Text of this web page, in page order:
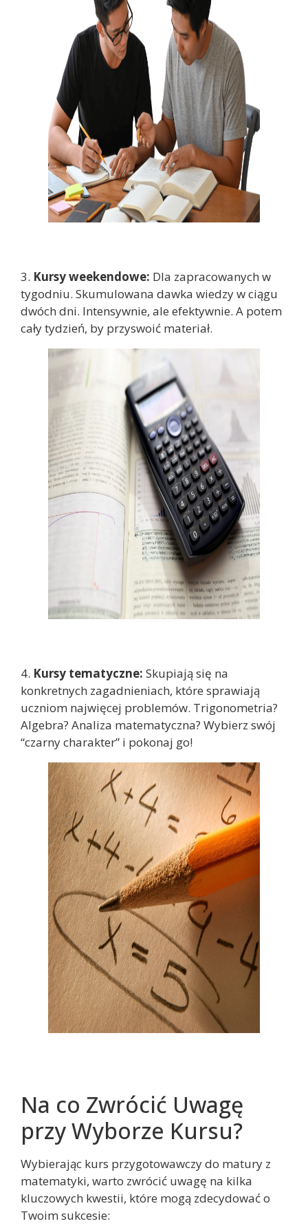
3. Kursy weekendowe: Dla zapracowanych w
tygodniu. Skumulowana dawka wiedzy w ciągu
dwóch dni. Intensywnie, ale efektywnie. A potem
cały tydzień, by przyswoić materiał.
4. Kursy tematyczne: Skupiają się na
konkretnych zagadnieniach, które sprawiają
uczniom najwięcej problemów. Trigonometria?
Algebra? Analiza matematyczna? Wybierz swój
“czarny charakter” i pokonaj go!
Na co Zwrócić Uwagę
przy Wyborze Kursu?
Wybierając kurs przygotowawczy do matury z
matematyki, warto zwrócić uwagę na kilka
kluczowych kwestii, które mogą zdecydować o
Twoim sukcesie: